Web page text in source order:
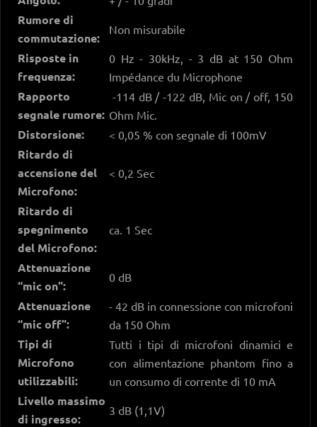
Rumore di
commutazione:
Non misurabile
Risposte in
frequenza:
0 Hz - 30kHz, - 3 dB at 150 Ohm
Impédance du Microphone
Rapporto
segnale rumore:
-114 dB / -122 dB, Mic on / off, 150
Ohm Mic.
Distorsione: < 0,05 % con segnale di 100mV
Ritardo di
accensione del
Microfono:
< 0,2 Sec
Ritardo di
spegnimento
del Microfono:
ca. 1 Sec
Attenuazione
“mic on”:
0 dB
Attenuazione
“mic off”:
- 42 dB in connessione con microfoni
da 150 Ohm
Tipi di
Microfono
utilizzabili:
Tutti i tipi di microfoni dinamici e
con alimentazione phantom fino a
un consumo di corrente di 10 mA
Livello massimo
di ingresso:
3 dB (1,1V)